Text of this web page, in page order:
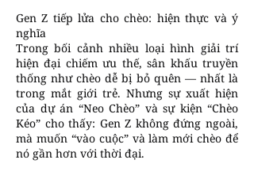
Gen Z tiếp lửa cho chèo: hiện thực và ý
nghĩa
Trong bối cảnh nhiều loại hình giải trí
hiện đại chiếm ưu thế, sân khấu truyền
thống như chèo dễ bị bỏ quên — nhất là
trong mắt giới trẻ. Nhưng sự xuất hiện
của dự án “Neo Chèo” và sự kiện “Chèo
Kéo” cho thấy: Gen Z không đứng ngoài,
mà muốn “vào cuộc” và làm mới chèo để
nó gần hơn với thời đại.